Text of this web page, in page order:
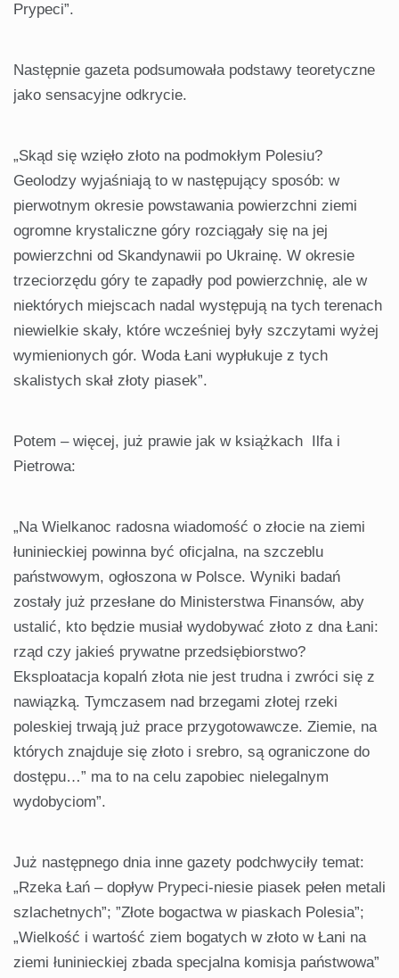
Prypeci”.
Następnie gazeta podsumowała podstawy teoretyczne
jako sensacyjne odkrycie.
„Skąd się wzięło złoto na podmokłym Polesiu?
Geolodzy wyjaśniają to w następujący sposób: w
pierwotnym okresie powstawania powierzchni ziemi
ogromne krystaliczne góry rozciągały się na jej
powierzchni od Skandynawii po Ukrainę. W okresie
trzeciorzędu góry te zapadły pod powierzchnię, ale w
niektórych miejscach nadal występują na tych terenach
niewielkie skały, które wcześniej były szczytami wyżej
wymienionych gór. Woda Łani wypłukuje z tych
skalistych skał złoty piasek”.
Potem – więcej, już prawie jak w książkach Ilfa i
Pietrowa:
„Na Wielkanoc radosna wiadomość o złocie na ziemi
łuninieckiej powinna być oficjalna, na szczeblu
państwowym, ogłoszona w Polsce. Wyniki badań
zostały już przesłane do Ministerstwa Finansów, aby
ustalić, kto będzie musiał wydobywać złoto z dna Łani:
rząd czy jakieś prywatne przedsiębiorstwo?
Eksploatacja kopalń złota nie jest trudna i zwróci się z
nawiązką. Tymczasem nad brzegami złotej rzeki
poleskiej trwają już prace przygotowawcze. Ziemie, na
których znajduje się złoto i srebro, są ograniczone do
dostępu…” ma to na celu zapobiec nielegalnym
wydobyciom”.
Już następnego dnia inne gazety podchwyciły temat:
„Rzeka Łań – dopływ Prypeci-niesie piasek pełen metali
szlachetnych”; ”Złote bogactwa w piaskach Polesia”;
„Wielkość i wartość ziem bogatych w złoto w Łani na
ziemi łuninieckiej zbada specjalna komisja państwowa”